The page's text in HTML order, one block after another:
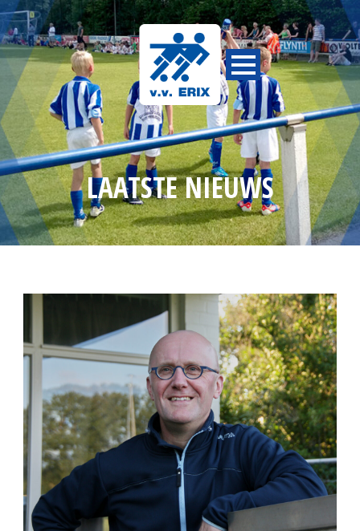
LAATSTE NIEUWS